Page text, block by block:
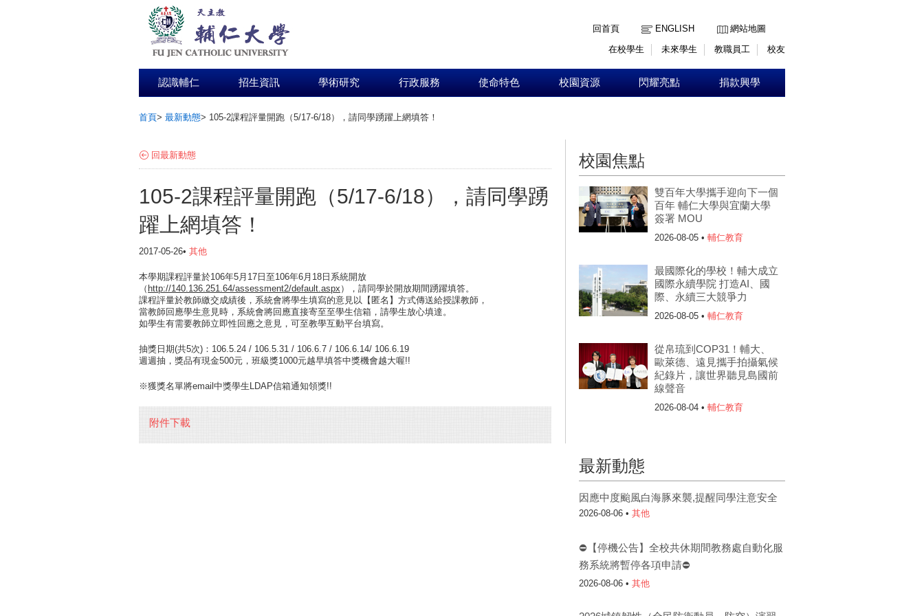
回首頁
ENGLISH
網站地圖
在校學生
未來學生 教職員工 校友
認識輔仁 招生資訊 學術研究 行政服務 使命特色 校園資源 閃耀亮點 捐款興學
首頁> 最新動態> 105-2課程評量開跑（5/17-6/18），請同學踴躍上網填答！
回最新動態
105-2課程評量開跑（5/17-6/18），請同學踴
躍上網填答！
2017-05-26• 其他
本學期課程評量於106年5月17日至106年6月18日系統開放
（ http://140.136.251.64/assessment2/default.aspx ），請同學於開放期間踴躍填答。
課程評量於教師繳交成績後，系統會將學生填寫的意見以【匿名】方式傳送給授課教師，
當教師回應學生意見時，系統會將回應直接寄至至學生信箱，請學生放心填達。
如學生有需要教師立即性回應之意見，可至教學互動平台填寫。
抽獎日期(共5次)：106.5.24 / 106.5.31 / 106.6.7 / 106.6.14/ 106.6.19
週週抽，獎品有現金500元，班級獎1000元越早填答中獎機會越大喔!!
※獲獎名單將email中獎學生LDAP信箱通知領獎!!
附件下載
校園焦點
雙百年大學攜手迎向下一個
百年 輔仁大學與宜蘭大學
簽署 MOU
2026-08-05 • 輔仁教育
最國際化的學校！輔大成立
國際永續學院 打造AI、國
際、永續三大競爭力
2026-08-05 • 輔仁教育
從帛琉到COP31！輔大、
歐萊德、遠見攜手拍攝氣候
紀錄片，讓世界聽見島國前
線聲音
2026-08-04 • 輔仁教育
最新動態
因應中度颱風白海豚來襲,提醒同學注意安全
2026-08-06 • 其他
⛔【停機公告】全校共休期間教務處自動化服
務系統將暫停各項申請⛔
2026-08-06 • 其他